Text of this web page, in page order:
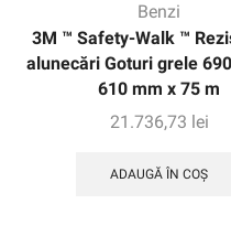
Benzi
3M ™ Safety-Walk ™
alunecări Goturi grele
610 mm x 75 m
21.736,73 lei
ADAUGĂ ÎN COȘ